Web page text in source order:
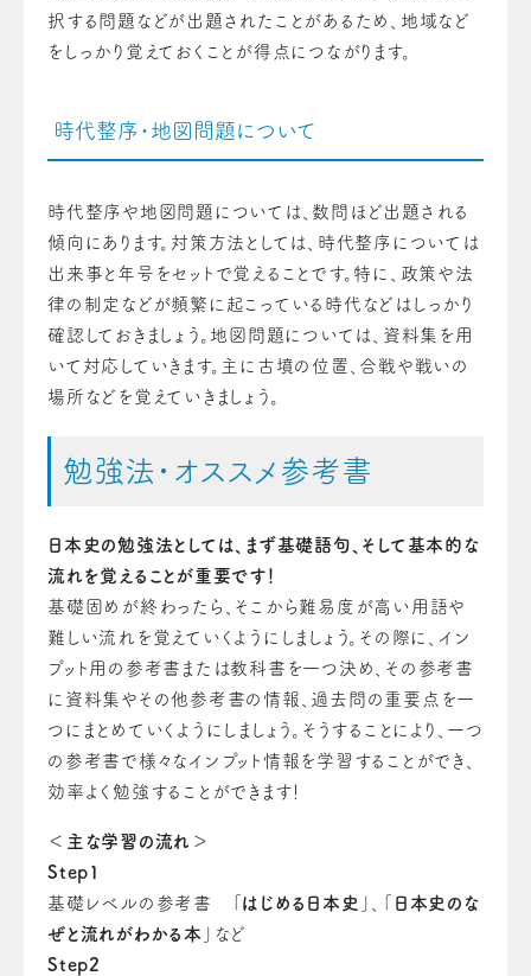
択する問題などが出題されたことがあるため、地域など
をしっかり覚えておくことが得点につながります。
時代整序・地図問題について
時代整序や地図問題については、数問ほど出題される
傾向にあります。 対策方法としては、時代整序については
出来事と年号をセットで覚えることです。特に、政策や法
律の制定などが頻繁に起こっている時代などはしっかり
確認しておきましょう。地図問題については、資料集を用
いて対応していきます。主に古墳の位置、合戦や戦いの
場所などを覚えていきましょう。
勉強法・オススメ参考書
日本史の勉強法としては、まず基礎語句、そして基本的な
流れを覚えることが重要です！
基礎固めが終わったら、そこから難易度が高い用語や
難しい流れを覚えていくようにしましょう。 その際に、イン
プット用の参考書または教科書を一つ決め、その参考書
に資料集やその他参考書の情報、過去問の重要点を一
つにまとめていくようにしましょう。 そうすることにより、一つ
の参考書で様々なインプット情報を学習することができ、
効率よく勉強することができます！
＜主な学習の流れ＞
Step1
基礎レベルの参考書 「 はじめる日本史 」、「 日本史のな
ぜと流れがわかる本 」など
Step2